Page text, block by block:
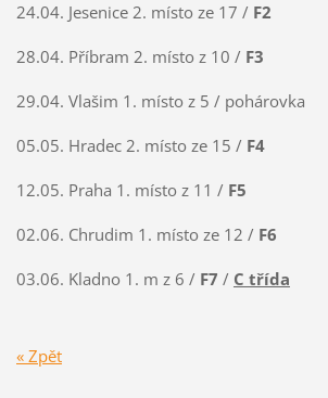
24.04. Jesenice 2. místo ze 17 / F2
28.04. Příbram 2. místo z 10 / F3
29.04. Vlašim 1. místo z 5 / pohárovka
05.05. Hradec 2. místo ze 15 / F4
12.05. Praha 1. místo z 11 / F5
02.06. Chrudim 1. místo ze 12 / F6
03.06. Kladno 1. m z 6 / F7 / C třída
« Zpět